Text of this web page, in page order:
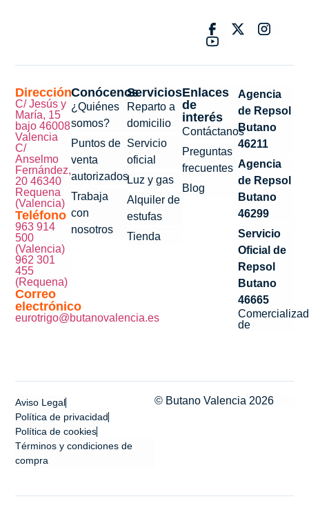
Dirección
C/ Jesús y
María, 15
bajo 46008
Valencia
C/
Anselmo
Fernández,
20 46340
Requena
(Valencia)
Teléfono
963 914
500
(Valencia)
962 301
455
(Requena)
Correo
electrónico
eurotrigo@butanovalencia.es
Conócenos
¿Quiénes
somos?
Puntos de
venta
autorizados
Trabaja
con
nosotros
Servicios
Reparto a
domicilio
Servicio
oficial
Luz y gas
Alquiler de
estufas
Tienda
Enlaces
de
interés
Contáctanos
Preguntas
frecuentes
Blog
Agencia
de Repsol
Butano
46211
Agencia
de Repsol
Butano
46299
Servicio
Oficial de
Repsol
Butano
46665
de
Aviso Legal
Política de privacidad
Política de cookies
Términos y condiciones de
compra
© Butano Valencia 2026